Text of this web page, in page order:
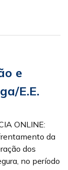
e
E.E.
ONLINE:
da
dos
no período